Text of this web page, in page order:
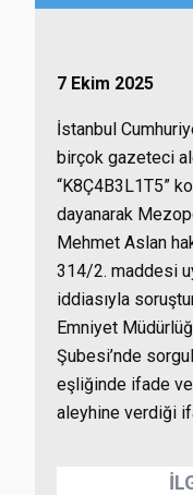
7 Ekim 2025
İstanbul
birçok gazeteci
“K8Ç4B3L1T5”
dayanarak
Mehmet Aslan
314/2. maddesi
iddiasıyla
Emniyet
Şubesi’nde
eşliğinde ifade
aleyhine verdiği